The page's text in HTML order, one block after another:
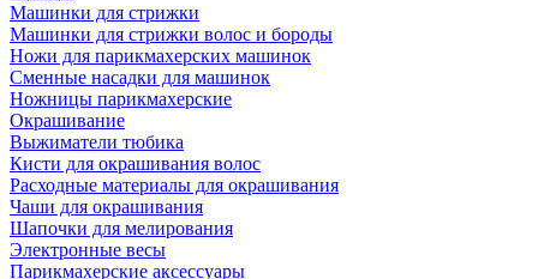
Машинки для стрижки
Машинки для стрижки волос и бороды
Ножи для парикмахерских машинок
Сменные насадки для машинок
Ножницы парикмахерские
Окрашивание
Выжиматели тюбика
Кисти для окрашивания волос
Расходные материалы для окрашивания
Чаши для окрашивания
Шапочки для мелирования
Электронные весы
Парикмахерские аксессуары